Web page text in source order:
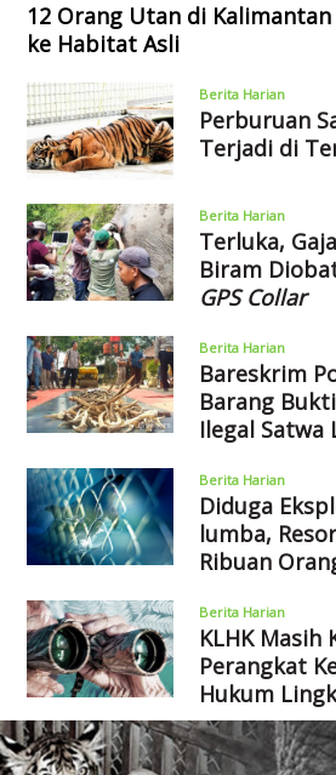
12 Orang Utan di
ke Habitat Asli
Berita Harian
Perburuan
Terjadi di
Berita Harian
Terluka,
Biram
GPS Collar
Berita Harian
Bareskrim
Barang
Ilegal Satwa
Berita Harian
Diduga
lumba,
Ribuan
Berita Harian
KLHK Masih
Perangkat
Hukum